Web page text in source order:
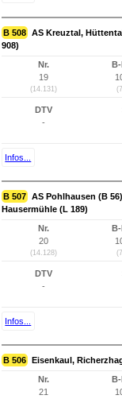
B 508 AS Kreuztal,
908)
Nr.
19
(14.131)
DTV
-
Infos...
B 507 AS Pohlhausen (B
Hausermühle (L 189)
Nr.
20
(14.128)
DTV
-
Infos...
B 506 Eisenkaul,
Nr.
21